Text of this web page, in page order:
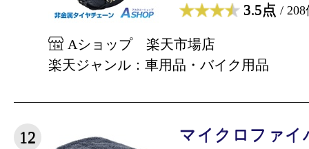
3.5点 / 208
Aショップ 楽天市場店
楽天ジャンル：車用品・バイク用品
12
マイクロファイ